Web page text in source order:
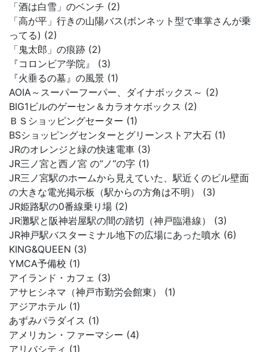
「酒は白雪」のベンチ (2)
「高が平」行きの山陽バス(ボンネット型で車掌さんが乗
ってる) (2)
「鬼太郎」の痕跡 (2)
『コロンビア学院』 (3)
『火垂るの墓』の風景 (1)
AOIA～スーパーフーパー、ダイナボックス～ (2)
BIG1ビルのゲーセン＆カラオケボックス (2)
ＢＳショッピングセーター (1)
BSショッピングセンターとグリーンストア大石 (1)
JRのオレンジと緑の快速電車 (3)
JR三ノ宮と西ノ宮 の“ノ”の字 (1)
JR三ノ宮駅のホームから見えていた、駅近くのビル壁面
の大きな電光掲示板（駅からの方角は不明） (3)
JR姫路駅の0番線乗り場 (2)
JR灘駅と阪神岩屋駅の間の踏切（神戸臨港線） (3)
JR神戸駅バスターミナル地下の広場にあった噴水 (6)
KING&QUEEN (3)
YMCA予備校 (1)
アイランド・カフェ (3)
アサヒシネマ（神戸市勤労会館東） (1)
アジアホテル (1)
あずみパラダイス (1)
アメリカン・ファーマシー (4)
アリバシティ (1)